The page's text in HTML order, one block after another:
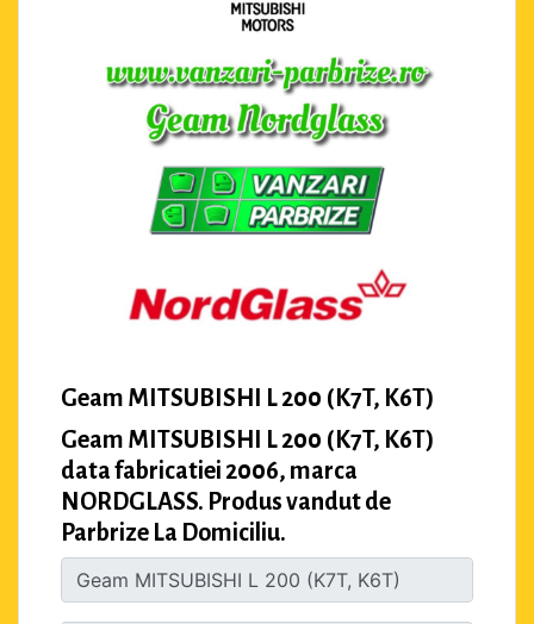
Geam MITSUBISHI L 200 (K7T, K6T)
Geam MITSUBISHI L 200 (K7T, K6T)
data fabricatiei 2006, marca
NORDGLASS. Produs vandut de
Parbrize La Domiciliu.